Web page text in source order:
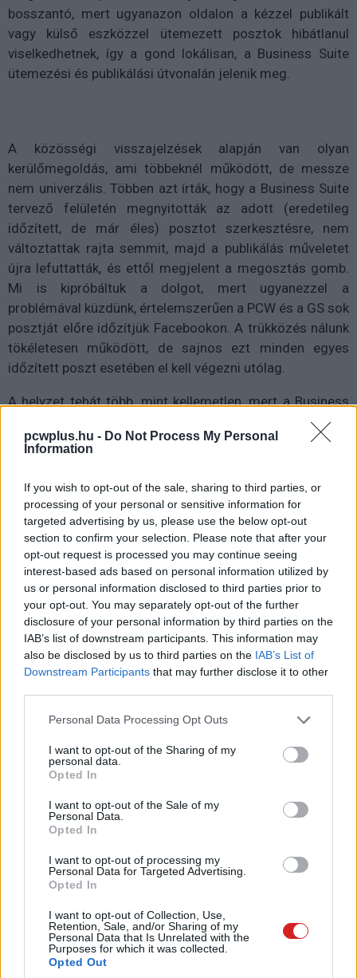
pcwplus.hu - Do Not Process My Personal
Information
If you wish to opt-out of the sale, sharing to third parties, or
processing of your personal or sensitive information for
targeted advertising by us, please use the below opt-out
section to confirm your selection. Please note that after your
opt-out request is processed you may continue seeing
interest-based ads based on personal information utilized by
us or personal information disclosed to third parties prior to
your opt-out. You may separately opt-out of the further
disclosure of your personal information by third parties on the
IAB’s list of downstream participants. This information may
also be disclosed by us to third parties on the IAB’s List of
Downstream Participants that may further disclose it to other
Please note that this website/app uses one or more Google
not limited to your visit or usage behaviour. You may click to
grant or deny consent to Google and its third-party tags to
use your data for below specified purposes in below Google
consent section.
Personal Data Processing Opt Outs
I want to opt-out of the Sharing of my
personal data.
Opted In
I want to opt-out of the Sale of my
Personal Data.
Opted In
I want to opt-out of processing my
Personal Data for Targeted Advertising.
Opted In
I want to opt-out of Collection, Use,
Retention, Sale, and/or Sharing of my
Personal Data that Is Unrelated with the
Purposes for which it was collected.
Opted Out
bosszantó, mert ugyanazon oldalon a kézzel publikált
vagy külső eszközzel ütemezett posztok hibátlanul
viselkedhetnek, így a gond lokálisan, a Business Suite
ütemezési és publikálási útvonalán jelenik meg.
A közösségi visszajelzések alapján van olyan
kerülőmegoldás, ami többeknél működött, de messze
nem univerzális. Többen azt írták, hogy a Business Suite
tervező felületén megnyitották az adott (eredetileg
időzített, de már éles) posztot szerkesztésre, nem
változtattak rajta semmit, majd a publikálás műveletet
újra lefuttatták, és ettől megjelent a megosztás gomb.
Mi is kipróbáltuk a dolgot, mert ugyanezzel a
problémával küzdünk, értelemszerűen a PCW és a GS sok
posztját előre időzítjük Facebookon. A trükközés nálunk
tökéletesen működött, de sajnos ezt minden egyes
időzített poszt esetében el kell végezni utólag.
A helyzet tehát több, mint kellemetlen, mert a Business
Suite épp arra szolgálna, hogy a vállalkozások és
ügynökségek kiszámíthatóan ütemezzenek, és ne legyen
függően, melyik eszközből ment ki. A mostani
visszajelzések viszont azt mutatják, hogy a Meta saját
ütemezője egyes esetekben olyan alapfunkciót veszít el,
amelyre a közösségi média logikája épül.
A support jelenleg sokaknál nem tud érdemi választ adni,
így maradnak a kerülőutak és az a remény, hogy a Meta a
háttérben javítja a publikálási folyamatot, mert amíg ez
nem történik meg, a megosztás gomb hiánya nem csak
apró UI-hiba, hanem kézzelfogható elérésvesztés.
Pulzusméréssel segíti a biztonságos mozgást az új
4 és egy 8 km-es egészségügyi tanösvény nyílt
Balatonalmádiban.
100 milliárd dolláros AI-